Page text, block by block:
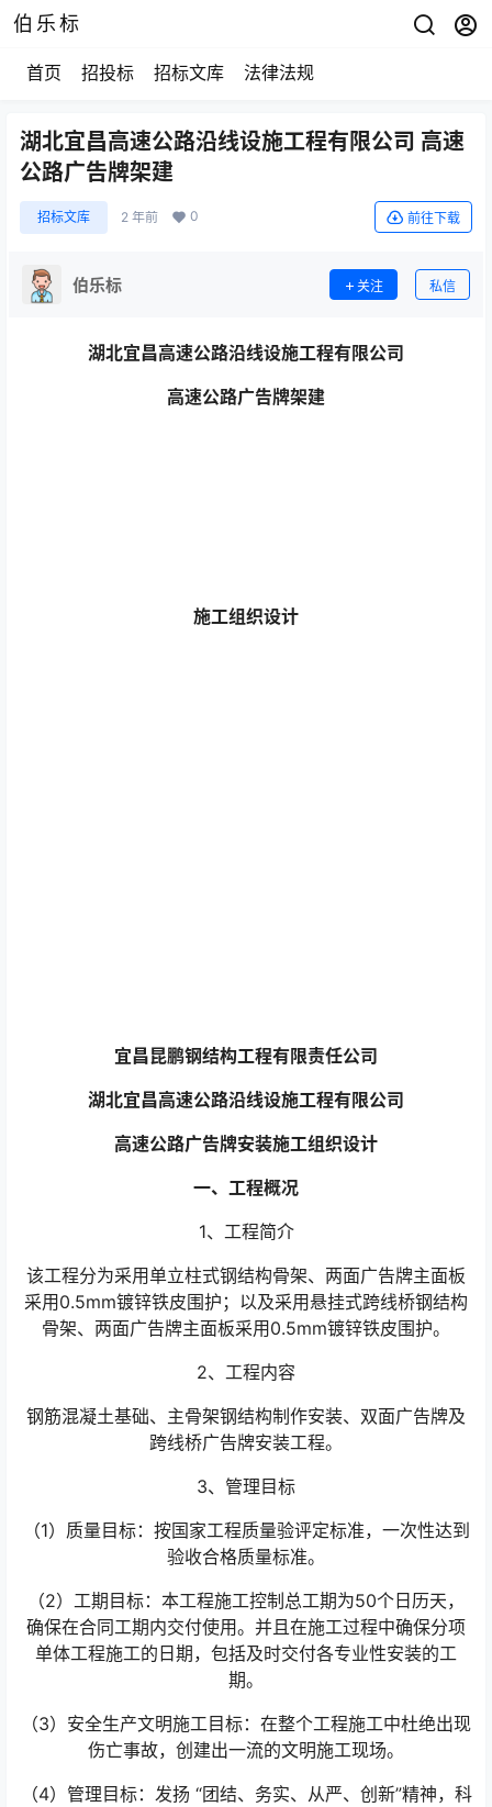
伯乐标
首页 招投标 招标文库 法律法规
湖北宜昌高速公路沿线设施工程有限公司 高速
公路广告牌架建
招标文库 2 年前 0 前往下载
伯乐标 关注 私信
湖北宜昌高速公路沿线设施工程有限公司
高速公路广告牌架建
施工组织设计
宜昌昆鹏钢结构工程有限责任公司
湖北宜昌高速公路沿线设施工程有限公司
高速公路广告牌安装施工组织设计
一、工程概况
1、工程简介
该工程分为采用单立柱式钢结构骨架、两面广告牌主面板
采用0.5mm镀锌铁皮围护；以及采用悬挂式跨线桥钢结构
骨架、两面广告牌主面板采用0.5mm镀锌铁皮围护。
2、工程内容
钢筋混凝土基础、主骨架钢结构制作安装、双面广告牌及
跨线桥广告牌安装工程。
3、管理目标
（1）质量目标：按国家工程质量验评定标准，一次性达到
验收合格质量标准。
（2）工期目标：本工程施工控制总工期为50个日历天，
确保在合同工期内交付使用。并且在施工过程中确保分项
单体工程施工的日期，包括及时交付各专业性安装的工
期。
（3）安全生产文明施工目标：在整个工程施工中杜绝出现
伤亡事故，创建出一流的文明施工现场。
（4）管理目标：发扬 “团结、务实、从严、创新”精神，科